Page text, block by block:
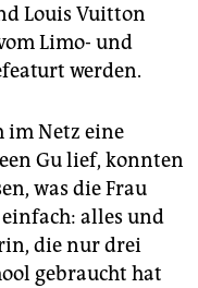
Louis Vuitton
Limo- und
werden.
im Netz eine
Gu lief, konnten
was die Frau
alles und
die nur drei
gebraucht hat